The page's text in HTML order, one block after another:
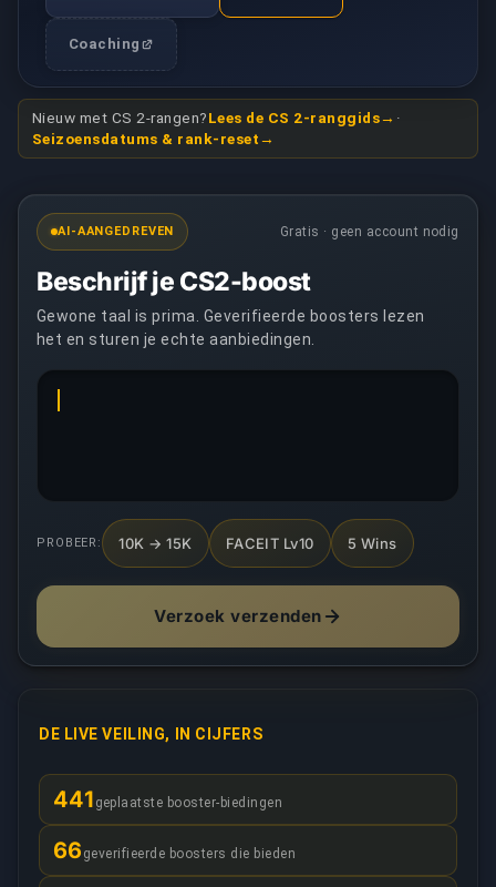
Coaching
Nieuw met CS 2-rangen?Lees de CS 2-ranggids
·
Seizoensdatums & rank-reset
AI-AANGEDREVEN Gratis · geen account nodig
Beschrijf je CS2-boost
Gewone taal is prima. Geverifieerde boosters lezen
het en sturen je echte aanbiedingen.
PROBEER: 10K → 15K FACEIT Lv10 5 Wins
Verzoek verzenden
DE LIVE VEILING, IN CIJFERS
441 geplaatste booster-biedingen
66 geverifieerde boosters die bieden